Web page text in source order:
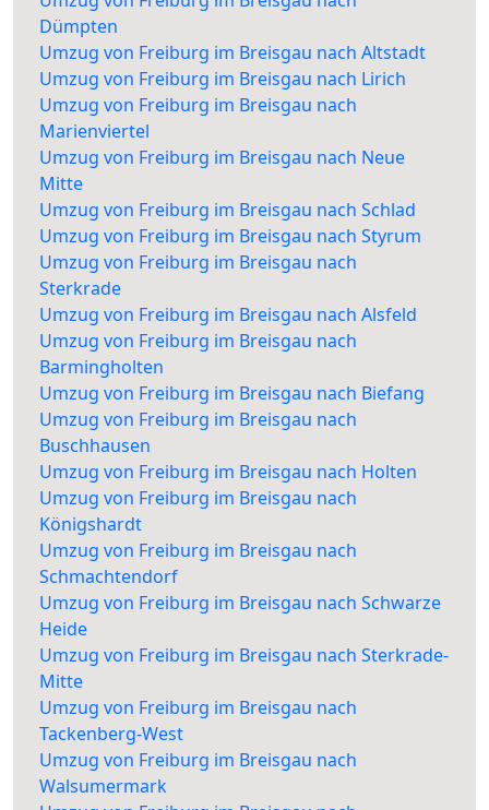
Dümpten
Umzug von Freiburg im Breisgau nach Altstadt
Umzug von Freiburg im Breisgau nach Lirich
Umzug von Freiburg im Breisgau nach
Marienviertel
Umzug von Freiburg im Breisgau nach Neue
Mitte
Umzug von Freiburg im Breisgau nach Schlad
Umzug von Freiburg im Breisgau nach Styrum
Umzug von Freiburg im Breisgau nach
Sterkrade
Umzug von Freiburg im Breisgau nach Alsfeld
Umzug von Freiburg im Breisgau nach
Barmingholten
Umzug von Freiburg im Breisgau nach Biefang
Umzug von Freiburg im Breisgau nach
Buschhausen
Umzug von Freiburg im Breisgau nach Holten
Umzug von Freiburg im Breisgau nach
Königshardt
Umzug von Freiburg im Breisgau nach
Schmachtendorf
Umzug von Freiburg im Breisgau nach Schwarze
Heide
Umzug von Freiburg im Breisgau nach Sterkrade-
Mitte
Umzug von Freiburg im Breisgau nach
Tackenberg-West
Umzug von Freiburg im Breisgau nach
Walsumermark